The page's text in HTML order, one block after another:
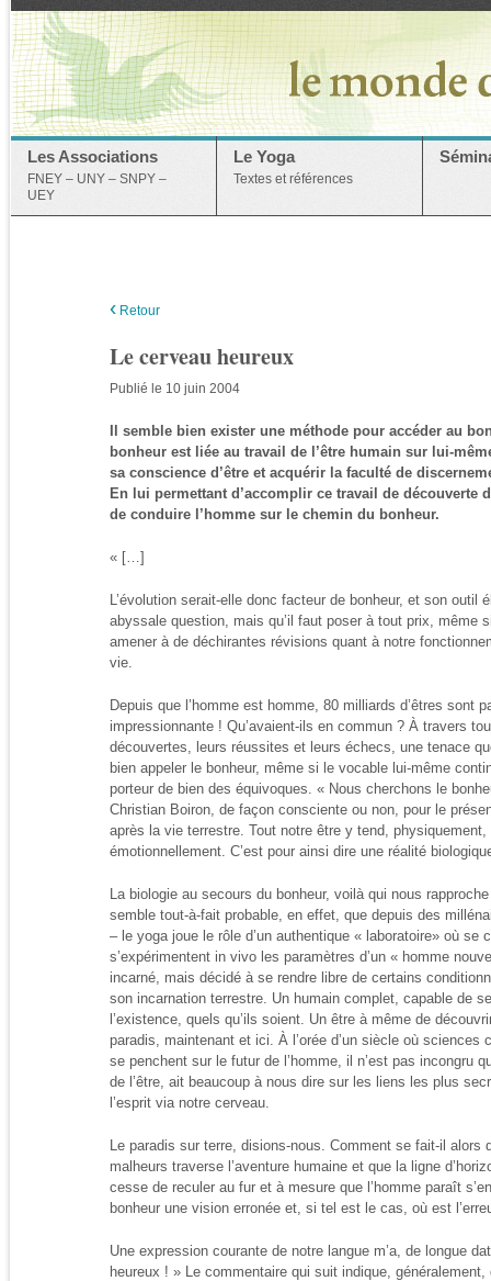
Les Associations
FNEY – UNY – SNPY –
UEY
Le Yoga
Textes et références
‹ Retour
Le cerveau heureux
Publié le 10 juin 2004
Il semble bien exister une méthode pour accéder au
bonheur est liée au travail de l’être humain sur lui-
sa conscience d’être et acquérir la faculté de
En lui permettant d’accomplir ce travail de découverte
de conduire l’homme sur le chemin du bonheur.
« […]
L’évolution serait-elle donc facteur de bonheur, et son outil
abyssale question, mais qu’il faut poser à tout prix, même
amener à de déchirantes révisions quant à notre
vie.
Depuis que l’homme est homme, 80 milliards d’êtres sont
impressionnante ! Qu’avaient-ils en commun ? À travers
découvertes, leurs réussites et leurs échecs, une tenace
bien appeler le bonheur, même si le vocable lui-même
porteur de bien des équivoques. « Nous cherchons le
Christian Boiron, de façon consciente ou non, pour le
après la vie terrestre. Tout notre être y tend,
émotionnellement. C’est pour ainsi dire une réalité
La biologie au secours du bonheur, voilà qui nous
semble tout-à-fait probable, en effet, que depuis des
– le yoga joue le rôle d’un authentique « laboratoire» où se
s’expérimentent in vivo les paramètres d’un « homme
incarné, mais décidé à se rendre libre de certains
son incarnation terrestre. Un humain complet, capable de
l’existence, quels qu’ils soient. Un être à même de
paradis, maintenant et ici. À l’orée d’un siècle où
se penchent sur le futur de l’homme, il n’est pas incongru
de l’être, ait beaucoup à nous dire sur les liens les plus
l’esprit via notre cerveau.
Le paradis sur terre, disions-nous. Comment se fait-il alors
malheurs traverse l’aventure humaine et que la ligne
cesse de reculer au fur et à mesure que l’homme paraît
bonheur une vision erronée et, si tel est le cas, où est
Une expression courante de notre langue m’a, de longue
heureux ! » Le commentaire qui suit indique,